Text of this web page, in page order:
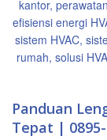
Panduan
Tepat |